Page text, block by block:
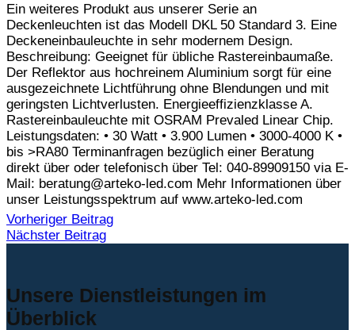
Ein weiteres Produkt aus unserer Serie an
Deckenleuchten ist das Modell DKL 50 Standard 3. Eine
Deckeneinbauleuchte in sehr modernem Design.
Beschreibung: Geeignet für übliche Rastereinbaumaße.
Der Reflektor aus hochreinem Aluminium sorgt für eine
ausgezeichnete Lichtführung ohne Blendungen und mit
geringsten Lichtverlusten. Energieeffizienzklasse A.
Rastereinbauleuchte mit OSRAM Prevaled Linear Chip.
Leistungsdaten: • 30 Watt • 3.900 Lumen • 3000-4000 K •
bis >RA80 Terminanfragen bezüglich einer Beratung
direkt über oder telefonisch über Tel: 040-89909150 via E-
Mail: beratung@arteko-led.com Mehr Informationen über
unser Leistungsspektrum auf www.arteko-led.com
Vorheriger Beitrag
Nächster Beitrag
Unsere Dienstleistungen im
Überblick